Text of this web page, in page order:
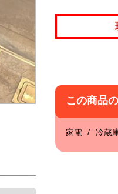
この商品
家電 冷蔵